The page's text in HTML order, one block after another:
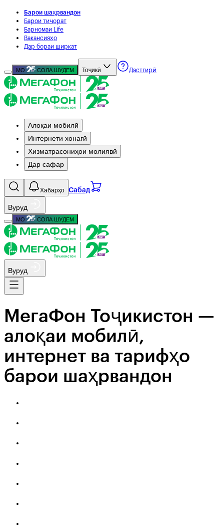
Барои шаҳрвандон
Барои тиҷорат
Барномаи Life
Вакансияҳо
Дар бораи ширкат
МО СОЛА ШУДЕМ Тоҷикӣ Дастгирӣ
Алоқаи мобилӣ
Интернети хонагӣ
Хизматрасониҳои молиявӣ
Дар сафар
Хабарҳо Сабад
Вуруд
МО СОЛА ШУДЕМ
Вуруд
МегаФон Тоҷикистон —
алоқаи мобилӣ,
интернет ва тарифҳо
барои шаҳрвандон